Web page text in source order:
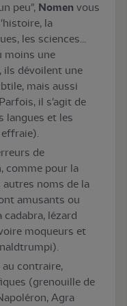
peu", Nomen vous
la
les sciences...
moins une
ils dévoilent une
mais aussi
il s'agit de
langues et les
de
comme pour la
noms de la
amusants ou
lézard
moqueurs et
contraire,
(grenouille de
Agra